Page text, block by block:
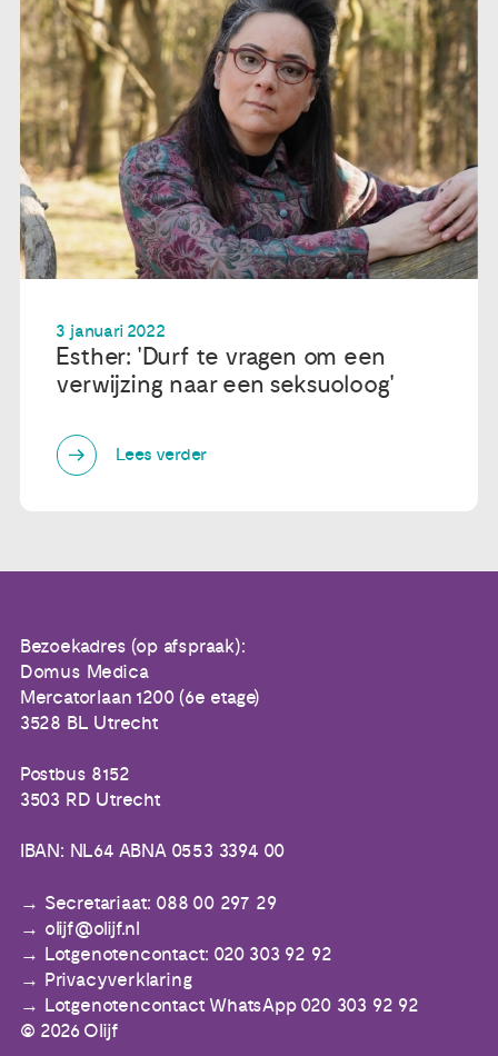
3 januari 2022
Esther: 'Durf te vragen om een
verwijzing naar een seksuoloog'
Lees verder
Bezoekadres (op afspraak):
Domus Medica
Mercatorlaan 1200 (6e etage)
3528 BL Utrecht
Postbus 8152
3503 RD Utrecht
IBAN: NL64 ABNA 0553 3394 00
Secretariaat: 088 00 297 29
olijf@olijf.nl
Lotgenotencontact: 020 303 92 92
Privacyverklaring
Lotgenotencontact WhatsApp 020 303 92 92
© 2026 Olijf